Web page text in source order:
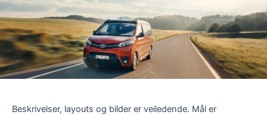
Beskrivelser, layouts og bilder er veiledende. Mål er